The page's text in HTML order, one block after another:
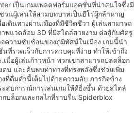
เป็นเกมแพลตฟอร์มแอคชั่นที่น่าสนใจซึ่งมี
วนผู้เล่นให้สวมบทบาทเป็นฮีโร่ผู้กล้าหาญ
เดินทางผ่านเมืองที่มีชีวิตชีวา ผู้เล่นสามารถ
พแวดล้อม 3D ที่มีสไตล์สวยงาม ต่อสู้กับศัตรู
ความซับซ้อนของภูมิทัศน์ในเมือง เกมนี้นำ
ที่รวดเร็วกับการควบคุมที่ง่าย ทำให้เข้าถึง
มื่อผู้เล่นก้าวหน้า พวกเขาสามารถปลดล็อก
น และค้นพบท่าทางที่ทรงพลังซึ่งช่วยเพิ่ม
ที่ดื่มด่ำนี้เต็มไปด้วยความลับ ภารกิจข้าง
สบการณ์การเล่นเกมให้ดียิ่งขึ้น ด้วยสไตล์
บล็อกและกลไกที่ราบรื่น Spiderblox